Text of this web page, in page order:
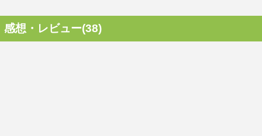
感想・レビュー(38)